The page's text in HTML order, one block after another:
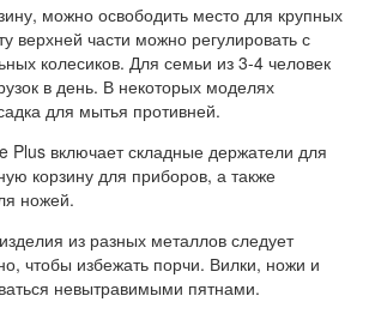
можно освободить место для крупных
верхней части можно регулировать с
колесиков. Для семьи из 3-4 человек
в день. В некоторых моделях
для мытья противней.
Plus включает складные держатели для
корзину для приборов, а также
ножей.
из разных металлов следует
чтобы избежать порчи. Вилки, ножи и
невытравимыми пятнами.